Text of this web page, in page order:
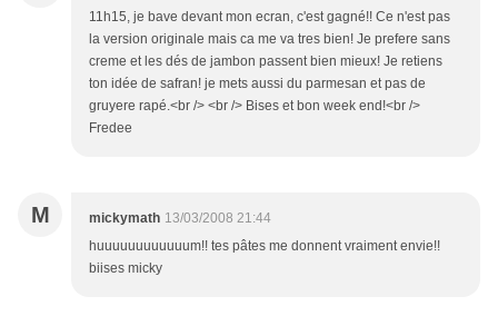
11h15, je bave devant mon ecran, c'est gagné!! Ce n'est pas
la version originale mais ca me va tres bien! Je prefere sans
creme et les dés de jambon passent bien mieux! Je retiens
ton idée de safran! je mets aussi du parmesan et pas de
gruyere rapé.<br /> <br /> Bises et bon week end!<br />
Fredee
M mickymath 13/03/2008 21:44
huuuuuuuuuuuum!! tes pâtes me donnent vraiment envie!!
biises micky